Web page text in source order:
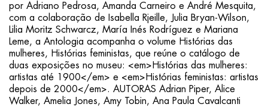
por Adriano Pedrosa, Amanda Carneiro e André Mesquita,
com a colaboração de Isabella Rjeille, Julia Bryan-Wilson,
Lilia Moritz Schwarcz, María Inés Rodríguez e Mariana
Leme, a Antologia acompanha o volume Histórias das
mulheres, Histórias feministas, que reúne o catálogo de
duas exposições no museu: <em>Histórias das mulheres:
artistas até 1900</em> e <em>Histórias feministas: artistas
depois de 2000</em>. AUTORAS Adrian Piper, Alice
Walker, Amelia Jones, Amy Tobin, Ana Paula Cavalcanti